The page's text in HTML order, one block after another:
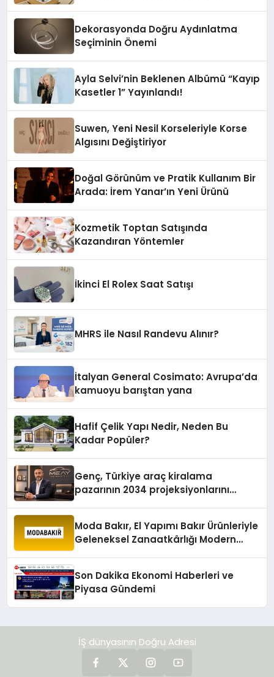
Dekorasyonda Doğru Aydınlatma
Seçiminin Önemi
Ayla Selvi’nin Beklenen Albümü “Kayıp
Kasetler 1” Yayınlandı!
Suwen, Yeni Nesil Korseleriyle Korse
Algısını Değiştiriyor
Doğal Görünüm ve Pratik Kullanım Bir
Arada: İrem Yanar’ın Yeni Ürünü
Kozmetik Toptan Satışında
Kazandıran Yöntemler
İkinci El Rolex Saat Satışı
MHRS ile Nasıl Randevu Alınır?
İtalyan General Cosimato: Avrupa’da
kamuoyu barıştan yana
Hafif Çelik Yapı Nedir, Neden Bu
Kadar Popüler?
Genç, Türkiye araç kiralama
pazarının 2034 projeksiyonlarını
Moda Bakır, El Yapımı Bakır Ürünleriyle
Geleneksel Zanaatkârlığı Modern
Son Dakika Ekonomi Haberleri ve
Piyasa Gündemi
İŞ dünyasının Doğru Adresi